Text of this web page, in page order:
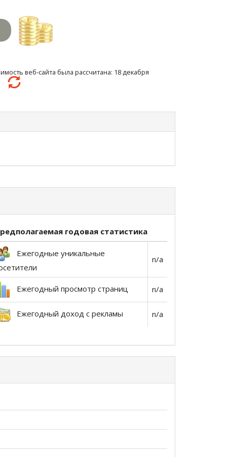
веб-сайта была рассчитана: 18 декабря
годовая статистика
Ежегодные уникальные
n/a
Ежегодный просмотр страниц n/a
Ежегодный доход с рекламы n/a